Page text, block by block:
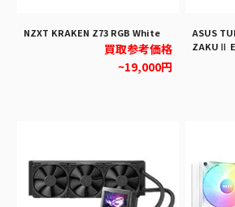
NZXT KRAKEN Z73 RGB White
買取参考価格
~19,000円
ASUS
ZAKUⅡ